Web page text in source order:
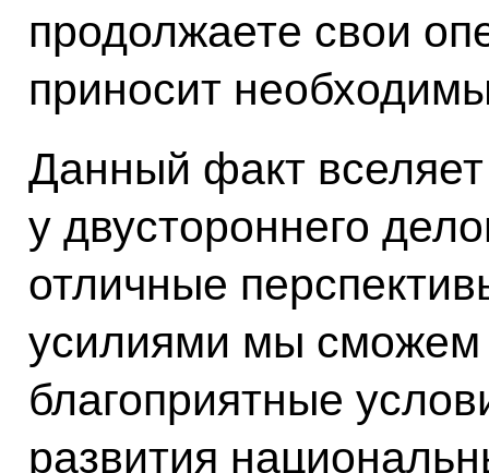
продолжаете свои
приносит
Данный факт
у двустороннего
отличные
усилиями мы сможем
благоприятные
развития